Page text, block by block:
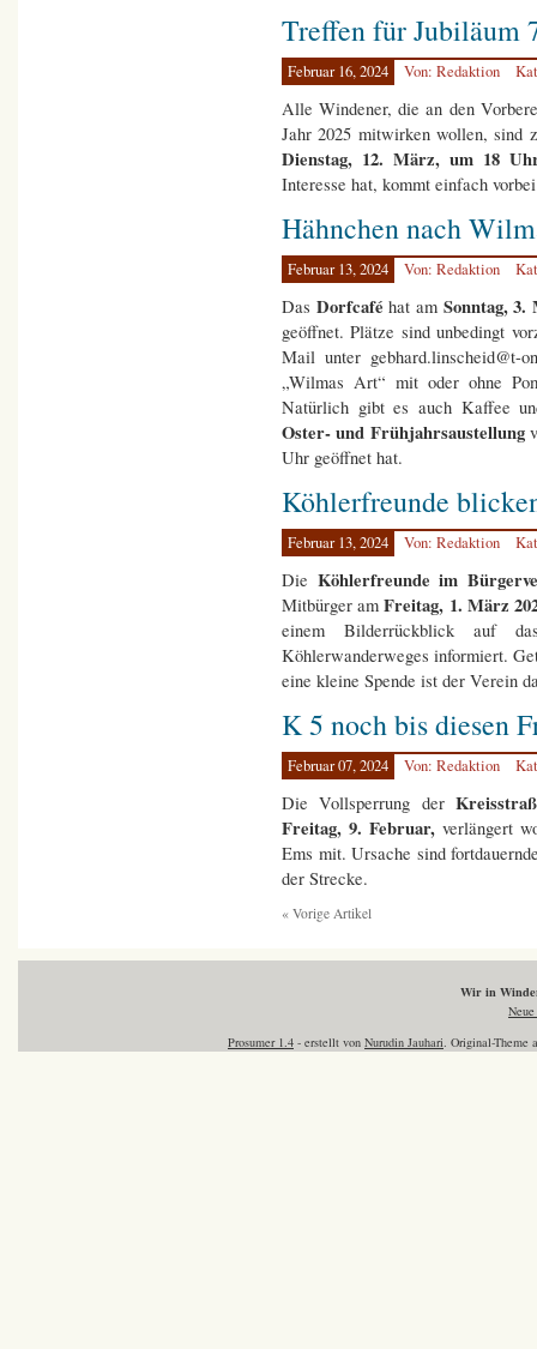
Treffen für Jubiläum
Februar 16, 2024 Von: Redaktion
Alle Windener, die an den
Jahr 2025 mitwirken wollen, sind
Dienstag, 12. März, um 18
Interesse hat, kommt einfach
Hähnchen nach
Februar 13, 2024 Von: Redaktion
Das Dorfcaféhat am Sonntag, 3.
geöffnet. Plätze sind unbedingt
Mail unter gebhard.linscheid@t-
„Wilmas Art“ mit oder ohne
Natürlich gibt es auch Kaffee
Oster- und Frühjahrsaustellung
Uhr geöffnet hat.
Köhlerfreunde
Februar 13, 2024 Von: Redaktion
Die Köhlerfreunde im
Mitbürger am Freitag, 1. März
einem Bilderrückblick auf
Köhlerwanderweges informiert.
eine kleine Spende ist der Verein
K 5 noch bis diesen
Februar 07, 2024 Von: Redaktion
Die Vollsperrung der
Freitag, 9. Februar, verlängert
Ems mit. Ursache sind
der Strecke.
« Vorige Artikel
Wir in
Prosumer 1.4 - erstellt von Nurudin Jauhari. Original-Theme